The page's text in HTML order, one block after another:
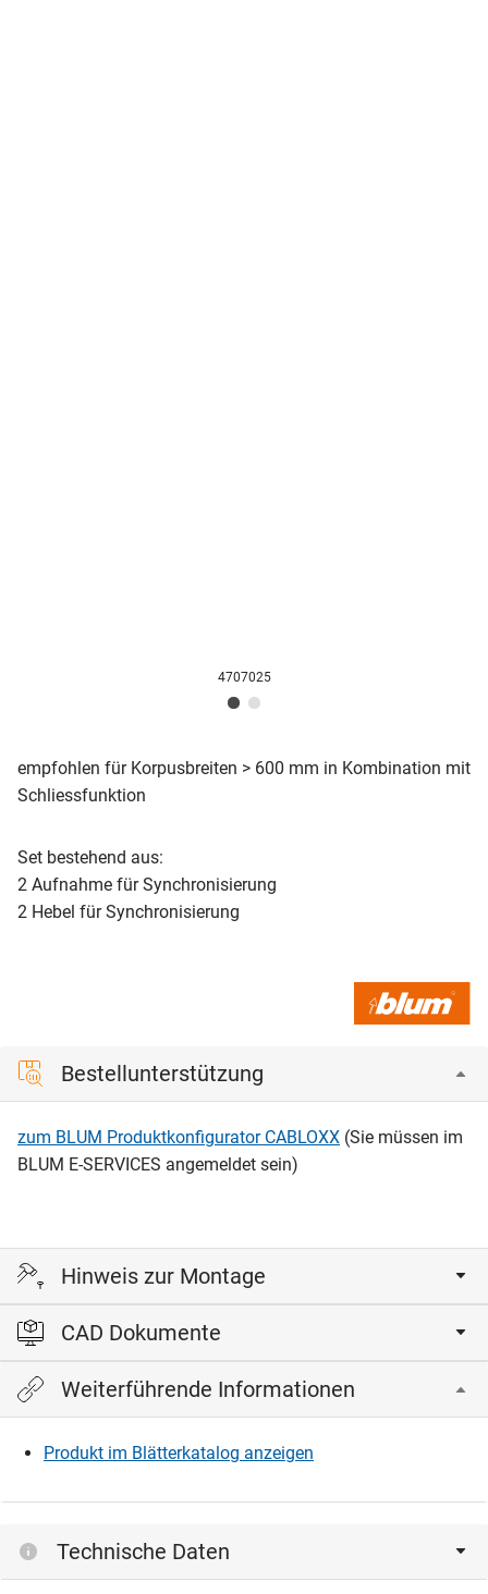
4707025
empfohlen für Korpusbreiten > 600 mm in Kombination mit
Schliessfunktion
Set bestehend aus:
2 Aufnahme für Synchronisierung
2 Hebel für Synchronisierung
Bestellunterstützung
zum BLUM Produktkonfigurator CABLOXX (Sie müssen im
BLUM E-SERVICES angemeldet sein)
Hinweis zur Montage
bei Verwendung einer Synchronisierung sind zwei
CAD Dokumente
Bitte einloggen, um die CAD‑Dateien anzeigen und
herunterladen zu können.
Einloggen
Weiterführende Informationen
Produkt im Blätterkatalog anzeigen
Technische Daten